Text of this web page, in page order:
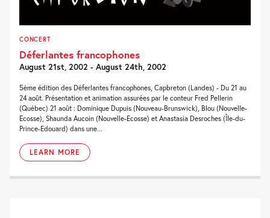
CONCERT
Déferlantes francophones
August 21st, 2002 - August 24th, 2002
5ème édition des Déferlantes francophones, Capbreton (Landes) - Du 21 au
24 août. Présentation et animation assurées par le conteur Fred Pellerin
(Québec) 21 août : Dominique Dupuis (Nouveau-Brunswick), Blou (Nouvelle-
Ecosse), Shaunda Aucoin (Nouvelle-Ecosse) et Anastasia Desroches (Île-du-
Prince-Edouard) dans une...
LEARN MORE